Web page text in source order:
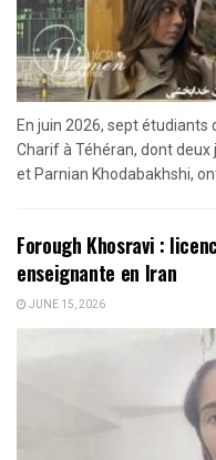
En juin 2026, sept
Charif à Téhéran, dont
et Parnian Khodabakhshi,
Forough Khosravi :
enseignante en Iran
JUNE 15, 2026